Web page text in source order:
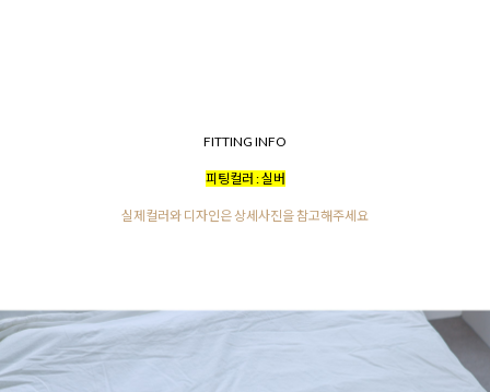
FITTING INFO
피팅컬러 : 실버
실제컬러와 디자인은 상세사진을 참고해주세요